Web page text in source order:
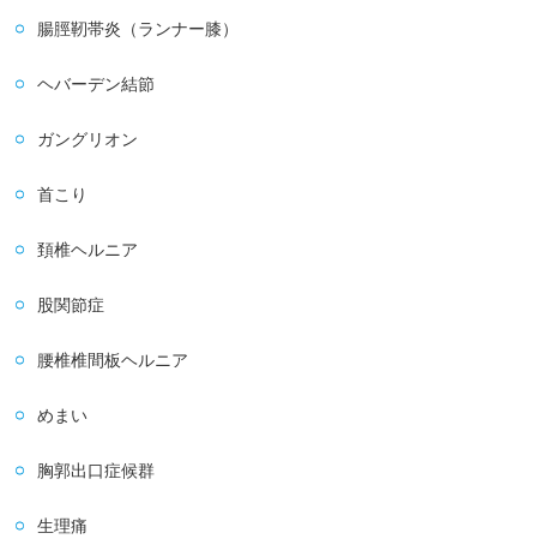
腸脛靭帯炎（ランナー膝）
ヘバーデン結節
ガングリオン
首こり
頚椎ヘルニア
股関節症
腰椎椎間板ヘルニア
めまい
胸郭出口症候群
生理痛